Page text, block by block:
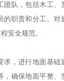
团队，包括木工、
的职责和分工。对
安全规范。
求，进行地面基础
，确保地面平整、